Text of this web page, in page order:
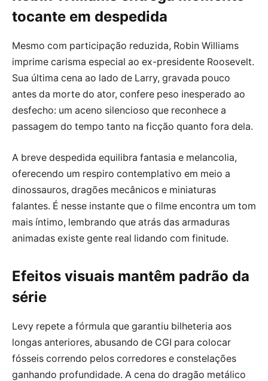
tocante em despedida
Mesmo com participação reduzida, Robin Williams
imprime carisma especial ao ex-presidente Roosevelt.
Sua última cena ao lado de Larry, gravada pouco
antes da morte do ator, confere peso inesperado ao
desfecho: um aceno silencioso que reconhece a
passagem do tempo tanto na ficção quanto fora dela.
A breve despedida equilibra fantasia e melancolia,
oferecendo um respiro contemplativo em meio a
dinossauros, dragões mecânicos e miniaturas
falantes. É nesse instante que o filme encontra um tom
mais íntimo, lembrando que atrás das armaduras
animadas existe gente real lidando com finitude.
Efeitos visuais mantêm padrão da
série
Levy repete a fórmula que garantiu bilheteria aos
longas anteriores, abusando de CGI para colocar
fósseis correndo pelos corredores e constelações
ganhando profundidade. A cena do dragão metálico